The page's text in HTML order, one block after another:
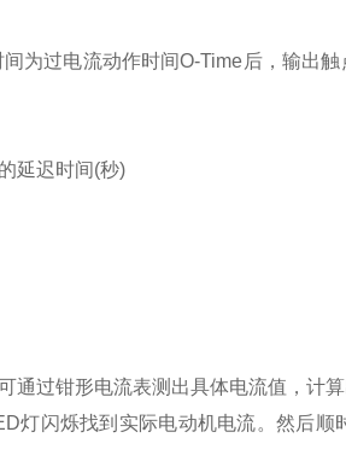
为过电流动作时间O-Time后，输出
延迟时间(秒)
通过钳形电流表测出具体电流值，计
灯闪烁找到实际电动机电流。然后顺